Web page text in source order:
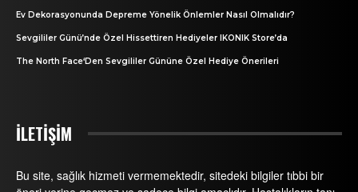
Ev Dekorasyonunda Depreme Yönelik Önlemler Nasıl Olmalıdır?
Sevgililer Günü’nde Özel Hissettiren Hediyeler IKONIK Store’da
The North Face‘Den Sevgililer Gününe Özel Hediye Önerileri
İLETİŞİM
Bu site, sağlık hizmeti vermemektedir, sitedeki bilgiler tıbbi bir